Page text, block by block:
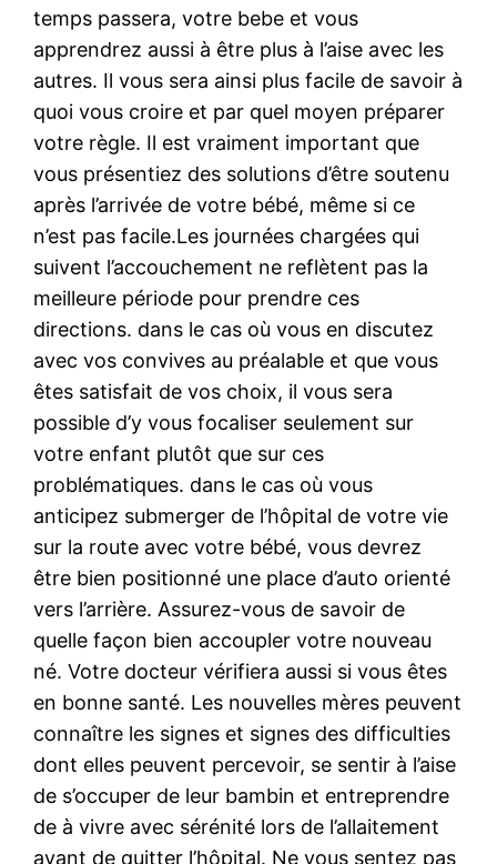
temps passera, votre bebe et vous
apprendrez aussi à être plus à l’aise avec les
autres. Il vous sera ainsi plus facile de savoir à
quoi vous croire et par quel moyen préparer
votre règle. Il est vraiment important que
vous présentiez des solutions d’être soutenu
après l’arrivée de votre bébé, même si ce
n’est pas facile.Les journées chargées qui
suivent l’accouchement ne reflètent pas la
meilleure période pour prendre ces
directions. dans le cas où vous en discutez
avec vos convives au préalable et que vous
êtes satisfait de vos choix, il vous sera
possible d’y vous focaliser seulement sur
votre enfant plutôt que sur ces
problématiques. dans le cas où vous
anticipez submerger de l’hôpital de votre vie
sur la route avec votre bébé, vous devrez
être bien positionné une place d’auto orienté
vers l’arrière. Assurez-vous de savoir de
quelle façon bien accoupler votre nouveau
né. Votre docteur vérifiera aussi si vous êtes
en bonne santé. Les nouvelles mères peuvent
connaître les signes et signes des difficulties
dont elles peuvent percevoir, se sentir à l’aise
de s’occuper de leur bambin et entreprendre
de à vivre avec sérénité lors de l’allaitement
avant de quitter l’hôpital. Ne vous sentez pas